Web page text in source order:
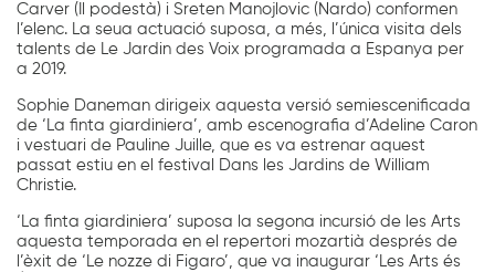
Carver (Il podestà) i Sreten Manojlovic (Nardo) conformen
l’elenc. La seua actuació suposa, a més, l’única visita dels
talents de Le Jardin des Voix programada a Espanya per
a 2019.
Sophie Daneman dirigeix aquesta versió semiescenificada
de ‘La finta giardiniera’, amb escenografia d’Adeline Caron
i vestuari de Pauline Juille, que es va estrenar aquest
passat estiu en el festival Dans les Jardins de William
Christie.
‘La finta giardiniera’ suposa la segona incursió de les Arts
aquesta temporada en el repertori mozartià després de
l’èxit de ‘Le nozze di Figaro’, que va inaugurar ‘Les Arts és